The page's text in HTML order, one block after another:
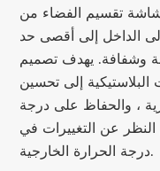
تقسيم الفضاء من
الداخل إلى أقصى حد
وشفافة. يهدف تصميم
إلى تحسين
، والحفاظ على درجة
عن التغييرات في
درجة الحرارة الخارجية.